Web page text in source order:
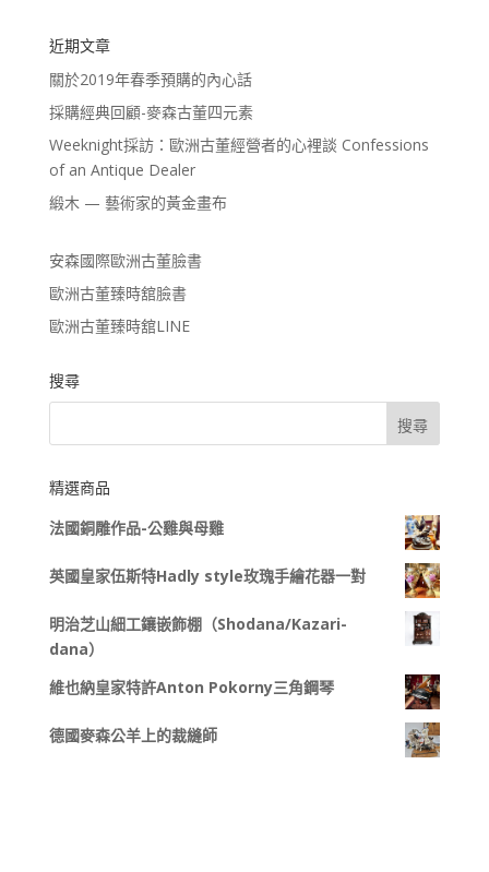
近期文章
關於2019年春季預購的內心話
採購經典回顧-麥森古董四元素
Weeknight採訪：歐洲古董經營者的心裡談 Confessions
of an Antique Dealer
緞木 — 藝術家的黃金畫布
安森國際歐洲古董臉書
歐洲古董臻時舘臉書
歐洲古董臻時舘LINE
搜尋
精選商品
法國銅雕作品-公雞與母雞
英國皇家伍斯特Hadly style玫瑰手繪花器一對
明治芝山細工鑲嵌飾棚（Shodana/Kazari-
dana）
維也納皇家特許Anton Pokorny三角鋼琴
德國麥森公羊上的裁縫師